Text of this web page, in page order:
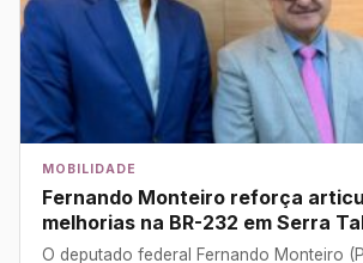
MOBILIDADE
Fernando Monteiro reforça
melhorias na BR-232 em Serra
O deputado federal Fernando Monteiro